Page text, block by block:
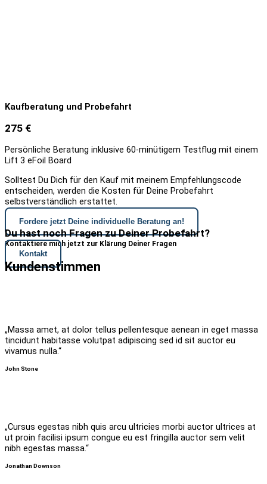
Kaufberatung und Probefahrt
275 €
Persönliche Beratung inklusive 60-minütigem Testflug mit einem
Lift 3 eFoil Board
Solltest Du Dich für den Kauf mit meinem Empfehlungscode
entscheiden, werden die Kosten für Deine Probefahrt
selbstverständlich erstattet.
Fordere jetzt Deine individuelle Beratung an!
Du hast noch Fragen zu Deiner Probefahrt?
Kontaktiere mich jetzt zur Klärung Deiner Fragen
Kontakt
Kundenstimmen
„Massa amet, at dolor tellus pellentesque aenean in eget massa
tincidunt habitasse volutpat adipiscing sed id sit auctor eu
vivamus nulla.“
John Stone
„Cursus egestas nibh quis arcu ultricies morbi auctor ultrices at
ut proin facilisi ipsum congue eu est fringilla auctor sem velit
nibh egestas massa.“
Jonathan Downson